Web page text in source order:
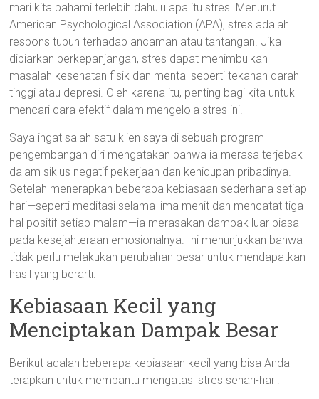
mari kita pahami terlebih dahulu apa itu stres. Menurut
American Psychological Association (APA), stres adalah
respons tubuh terhadap ancaman atau tantangan. Jika
dibiarkan berkepanjangan, stres dapat menimbulkan
masalah kesehatan fisik dan mental seperti tekanan darah
tinggi atau depresi. Oleh karena itu, penting bagi kita untuk
mencari cara efektif dalam mengelola stres ini.
Saya ingat salah satu klien saya di sebuah program
pengembangan diri mengatakan bahwa ia merasa terjebak
dalam siklus negatif pekerjaan dan kehidupan pribadinya.
Setelah menerapkan beberapa kebiasaan sederhana setiap
hari—seperti meditasi selama lima menit dan mencatat tiga
hal positif setiap malam—ia merasakan dampak luar biasa
pada kesejahteraan emosionalnya. Ini menunjukkan bahwa
tidak perlu melakukan perubahan besar untuk mendapatkan
hasil yang berarti.
Kebiasaan Kecil yang
Menciptakan Dampak Besar
Berikut adalah beberapa kebiasaan kecil yang bisa Anda
terapkan untuk membantu mengatasi stres sehari-hari: